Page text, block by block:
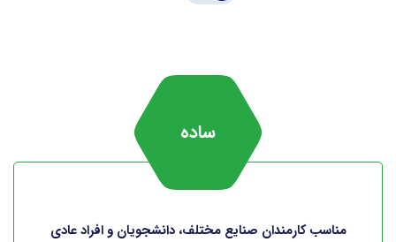
ساده
مناسب کارمندان صنایع مختلف، دانشجویان و افراد عادی